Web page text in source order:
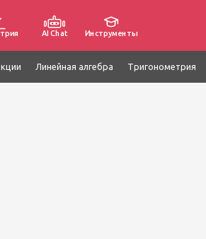
AI Chat Инструменты
Линейная алгебра Тригонометрия